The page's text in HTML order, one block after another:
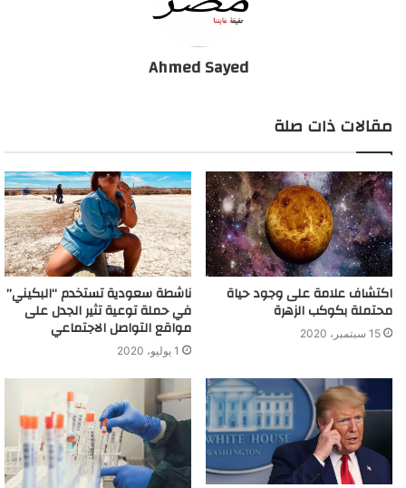
وذكرت المفوضية الأوروبية أنه ليس هناك أدلة بعد على أن هيدروكسي
Ahmed Sayed
مقالات ذات صلة
اكتشاف علامة على وجود حياة
محتملة بكوكب الزهرة
15 سبتمبر، 2020
ناشطة سعودية تستخدم “البكيني”
في حملة توعية تثير الجدل على
مواقع التواصل الاجتماعي
1 يوليو، 2020